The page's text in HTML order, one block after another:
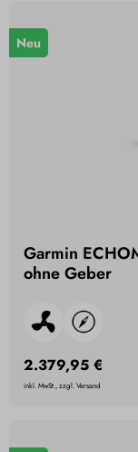
Neu
Garmin
ohne Geber
2.379,95 €
inkl. MwSt., zzgl. Versand